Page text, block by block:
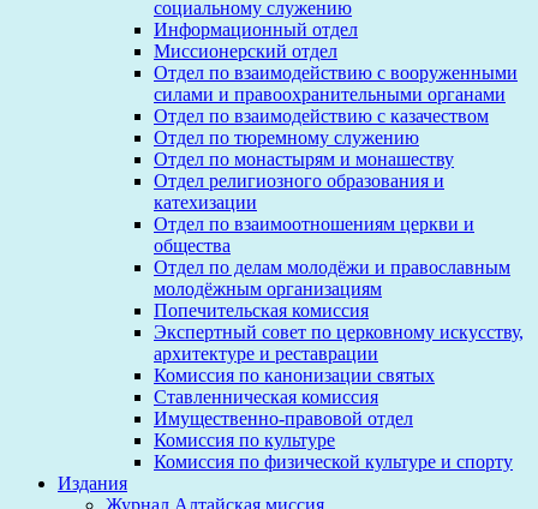
социальному служению
Информационный отдел
Миссионерский отдел
Отдел по взаимодействию с вооруженными
силами и правоохранительными органами
Отдел по взаимодействию с казачеством
Отдел по тюремному служению
Отдел по монастырям и монашеству
Отдел религиозного образования и
катехизации
Отдел по взаимоотношениям церкви и
общества
Отдел по делам молодёжи и православным
молодёжным организациям
Попечительская комиссия
Экспертный совет по церковному искусству,
архитектуре и реставрации
Комиссия по канонизации святых
Ставленническая комиссия
Имущественно-правовой отдел
Комиссия по культуре
Комиссия по физической культуре и спорту
Издания
Журнал Алтайская миссия